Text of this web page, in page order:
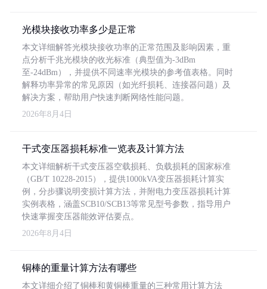
光模块接收功率多少是正常
本文详细解答光模块接收功率的正常范围及影响因素，重
点分析千兆光模块的收光标准（典型值为-3dBm
至-24dBm），并提供不同速率光模块的参考值表格。同时
解释功率异常的常见原因（如光纤损耗、连接器问题）及
解决方案，帮助用户快速判断网络性能问题。
2026年8月4日
干式变压器损耗标准一览表及计算方法
本文详细解析干式变压器空载损耗、负载损耗的国家标准
（GB/T 10228-2015），提供1000kVA变压器损耗计算实
例，分步骤说明变损计算方法，并附电力变压器损耗计算
实例表格，涵盖SCB10/SCB13等常见型号参数，指导用户
快速掌握变压器能效评估要点。
2026年8月4日
铜棒的重量计算方法有哪些
本文详细介绍了铜棒和黄铜棒重量的三种常用计算方法